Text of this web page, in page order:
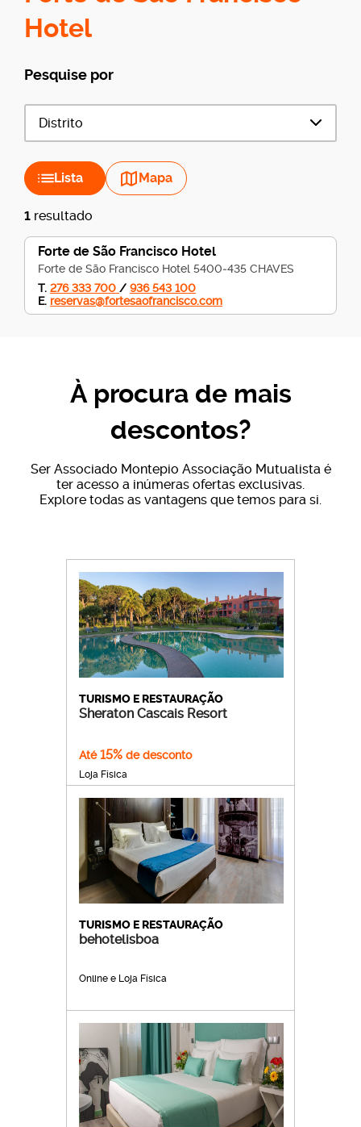
Hotel
Pesquise por
Distrito
Lista Mapa
1 resultado
Forte de São Francisco Hotel
Forte de São Francisco Hotel 5400‐435 CHAVES
T. 276 333 700 / 936 543 100
E. reservas@fortesaofrancisco.com
À procura de mais
descontos?
Ser Associado Montepio Associação Mutualista é
ter acesso a inúmeras ofertas exclusivas.
Explore todas as vantagens que temos para si.
TURISMO E RESTAURAÇÃO
Sheraton Cascais Resort
Até15% de desconto
Loja Física
TURISMO E RESTAURAÇÃO
behotelisboa
Online e Loja Física